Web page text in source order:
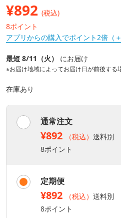
¥892 (税込)
8ポイント
アプリからの購入でポイント2倍（
最短 8/11（火） にお届け
※お届け地域によってお届け日が前後する
在庫あり
通常注文
¥892 （税込） 送料別
8ポイント
定期便
¥892 （税込） 送料別
8ポイント